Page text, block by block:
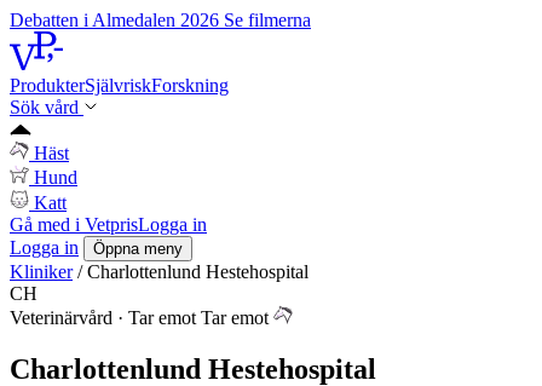
Debatten i Almedalen 2026 Se filmerna
ProdukterSjälvriskForskning
Sök vård
Häst
Hund
Katt
Gå med i VetprisLogga in
Logga in
Öppna meny
Kliniker / Charlottenlund Hestehospital
CH
Veterinärvård · Tar emot Tar emot
Charlottenlund Hestehospital